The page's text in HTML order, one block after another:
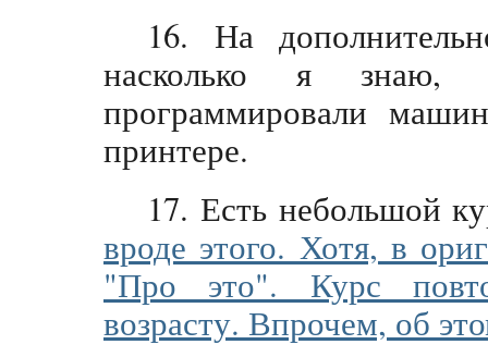
16. На
насколько я знаю,
программировали
принтере.
17. Есть небольшой
вроде этого. Хотя, в
"Про это". Курс
возрасту. Впрочем, об